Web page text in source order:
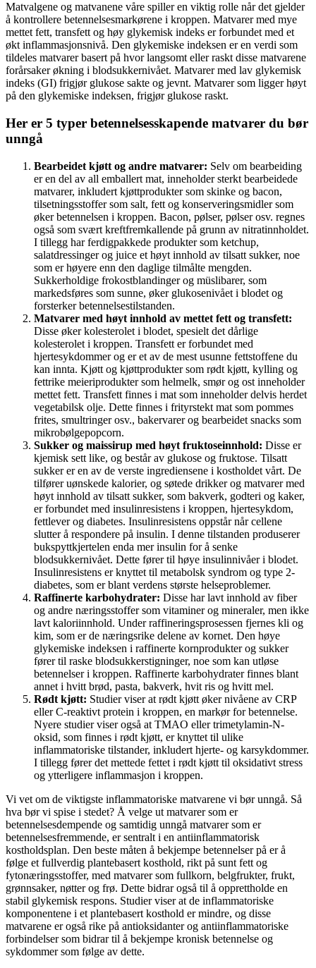
Matvalgene og matvanene våre spiller en viktig rolle når det gjelder
å kontrollere betennelsesmarkørene i kroppen. Matvarer med mye
mettet fett, transfett og høy glykemisk indeks er forbundet med et
økt inflammasjonsnivå. Den glykemiske indeksen er en verdi som
tildeles matvarer basert på hvor langsomt eller raskt disse matvarene
forårsaker økning i blodsukkernivået. Matvarer med lav glykemisk
indeks (GI) frigjør glukose sakte og jevnt. Matvarer som ligger høyt
på den glykemiske indeksen, frigjør glukose raskt.
Her er 5 typer betennelsesskapende matvarer du bør
unngå
Bearbeidet kjøtt og andre matvarer: Selv om bearbeiding
er en del av all emballert mat, inneholder sterkt bearbeidede
matvarer, inkludert kjøttprodukter som skinke og bacon,
tilsetningsstoffer som salt, fett og konserveringsmidler som
øker betennelsen i kroppen. Bacon, pølser, pølser osv. regnes
også som svært kreftfremkallende på grunn av nitratinnholdet.
I tillegg har ferdigpakkede produkter som ketchup,
salatdressinger og juice et høyt innhold av tilsatt sukker, noe
som er høyere enn den daglige tilmålte mengden.
Sukkerholdige frokostblandinger og müslibarer, som
markedsføres som sunne, øker glukosenivået i blodet og
forsterker betennelsestilstanden.
Matvarer med høyt innhold av mettet fett og transfett:
Disse øker kolesterolet i blodet, spesielt det dårlige
kolesterolet i kroppen. Transfett er forbundet med
hjertesykdommer og er et av de mest usunne fettstoffene du
kan innta. Kjøtt og kjøttprodukter som rødt kjøtt, kylling og
fettrike meieriprodukter som helmelk, smør og ost inneholder
mettet fett. Transfett finnes i mat som inneholder delvis herdet
vegetabilsk olje. Dette finnes i frityrstekt mat som pommes
frites, smultringer osv., bakervarer og bearbeidet snacks som
mikrobølgepopcorn.
Sukker og maissirup med høyt fruktoseinnhold: Disse er
kjemisk sett like, og består av glukose og fruktose. Tilsatt
sukker er en av de verste ingrediensene i kostholdet vårt. De
tilfører uønskede kalorier, og søtede drikker og matvarer med
høyt innhold av tilsatt sukker, som bakverk, godteri og kaker,
er forbundet med insulinresistens i kroppen, hjertesykdom,
fettlever og diabetes. Insulinresistens oppstår når cellene
slutter å respondere på insulin. I denne tilstanden produserer
bukspyttkjertelen enda mer insulin for å senke
blodsukkernivået. Dette fører til høye insulinnivåer i blodet.
Insulinresistens er knyttet til metabolsk syndrom og type 2-
diabetes, som er blant verdens største helseproblemer.
Raffinerte karbohydrater: Disse har lavt innhold av fiber
og andre næringsstoffer som vitaminer og mineraler, men ikke
lavt kaloriinnhold. Under raffineringsprosessen fjernes kli og
kim, som er de næringsrike delene av kornet. Den høye
glykemiske indeksen i raffinerte kornprodukter og sukker
fører til raske blodsukkerstigninger, noe som kan utløse
betennelser i kroppen. Raffinerte karbohydrater finnes blant
annet i hvitt brød, pasta, bakverk, hvit ris og hvitt mel.
Rødt kjøtt: Studier viser at rødt kjøtt øker nivåene av CRP
eller C-reaktivt protein i kroppen, en markør for betennelse.
Nyere studier viser også at TMAO eller trimetylamin-N-
oksid, som finnes i rødt kjøtt, er knyttet til ulike
inflammatoriske tilstander, inkludert hjerte- og karsykdommer.
I tillegg fører det mettede fettet i rødt kjøtt til oksidativt stress
og ytterligere inflammasjon i kroppen.
Vi vet om de viktigste inflammatoriske matvarene vi bør unngå. Så
hva bør vi spise i stedet? Å velge ut matvarer som er
betennelsesdempende og samtidig unngå matvarer som er
betennelsesfremmende, er sentralt i en antiinflammatorisk
kostholdsplan. Den beste måten å bekjempe betennelser på er å
følge et fullverdig plantebasert kosthold, rikt på sunt fett og
fytonæringsstoffer, med matvarer som fullkorn, belgfrukter, frukt,
grønnsaker, nøtter og frø. Dette bidrar også til å opprettholde en
stabil glykemisk respons. Studier viser at de inflammatoriske
komponentene i et plantebasert kosthold er mindre, og disse
matvarene er også rike på antioksidanter og antiinflammatoriske
forbindelser som bidrar til å bekjempe kronisk betennelse og
sykdommer som følge av dette.